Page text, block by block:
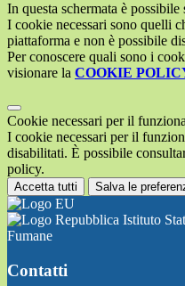
In questa schermata è
I cookie necessari sono quelli
piattaforma e non è possibile
Per conoscere quali sono i
visionare la COOKIE
Cookie necessari per il
I cookie necessari per il
disabilitati. È possibile
policy.
Accetta tutti Salva le
Istituto
Fumane
Contatti